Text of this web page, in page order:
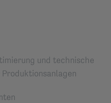
und technische